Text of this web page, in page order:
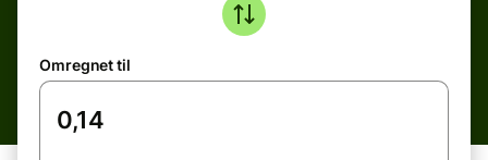
Omregnet til